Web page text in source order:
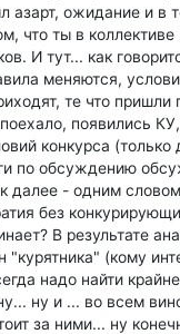
азарт, ожидание и в
что ты в коллективе
И тут... как
меняются,
те что пришли
появились
конкурса (только
по обсуждению
далее - одним
без
В результате
"курятника" (кому
надо найти
ну и ... во всем
за ними... ну